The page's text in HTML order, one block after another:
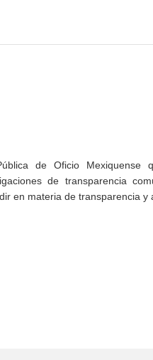
de Oficio
de transparencia
en materia de transparencia y